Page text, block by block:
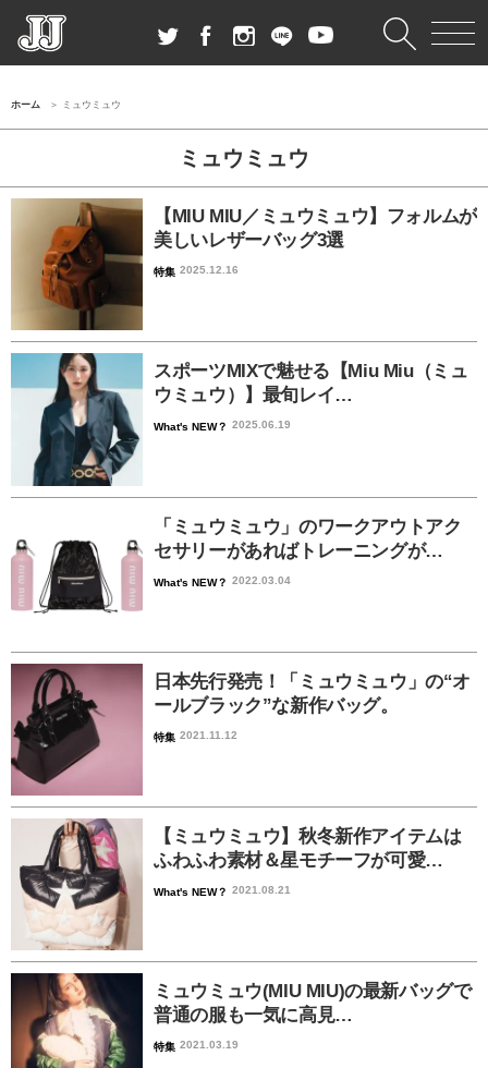
ホーム ミュウミュウ
ミュウミュウ
【MIU MIU／ミュウミュウ】フォルムが
美しいレザーバッグ3選
特集 2025.12.16
スポーツMIXで魅せる【Miu Miu（ミュ
ウミュウ）】最旬レイ…
What's NEW？ 2025.06.19
「ミュウミュウ」のワークアウトアク
セサリーがあればトレーニングが…
What's NEW？ 2022.03.04
日本先行発売！「ミュウミュウ」の“オ
ールブラック”な新作バッグ。
特集 2021.11.12
【ミュウミュウ】秋冬新作アイテムは
ふわふわ素材＆星モチーフが可愛…
What's NEW？ 2021.08.21
ミュウミュウ(MIU MIU)の最新バッグで
普通の服も一気に高見…
特集 2021.03.19